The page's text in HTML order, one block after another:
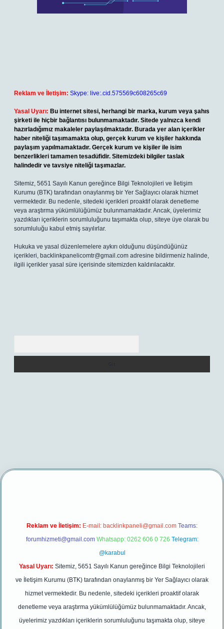
Reklam ve İletişim: Skype: live:.cid.575569c608265c69
Yasal Uyarı: Bu internet sitesi, herhangi bir marka, kurum veya şahıs
şirketi ile hiçbir bağlantısı bulunmamaktadır. Sitede yalnızca kendi
hazırladığımız makaleler paylaşılmaktadır. Burada yer alan içerikler
haber niteliği taşımamakta olup, gerçek kurum ve kişiler hakkında
paylaşım yapılmamaktadır. Gerçek kurum ve kişiler ile isim
benzerlikleri tamamen tesadüfidir. Sitemizdeki bilgiler taslak
halindedir ve tavsiye niteliği taşımazlar.
Sitemiz, 5651 Sayılı Kanun gereğince Bilgi Teknolojileri ve İletişim
Kurumu (BTK) tarafından onaylanmış bir Yer Sağlayıcı olarak hizmet
vermektedir. Bu nedenle, sitedeki içerikleri proaktif olarak denetleme
veya araştırma yükümlülüğümüz bulunmamaktadır. Ancak, üyelerimiz
yazdıkları içeriklerin sorumluluğunu taşımakta olup, siteye üye olarak bu
sorumluluğu kabul etmiş sayılırlar.
Hukuka ve yasal düzenlemelere aykırı olduğunu düşündüğünüz
içerikleri, backlinkpanelicomtr@gmail.com adresine bildirmeniz halinde,
ilgili içerikler yasal süre içerisinde sitemizden kaldırılacaktır.
yeni giriş
Reklam ve İletişim: E-mail: backlinkpaneli@gmail.com Teams:
forumhizmeti@gmail.com Whatsapp: 0262 606 0 726 Telegram:
@karabul
Yasal Uyarı: Sitemiz, 5651 Sayılı Kanun gereğince Bilgi Teknolojileri
ve İletişim Kurumu (BTK) tarafından onaylanmış bir Yer Sağlayıcı olarak
hizmet vermektedir. Bu nedenle, sitedeki içerikleri proaktif olarak
denetleme veya araştırma yükümlülüğümüz bulunmamaktadır. Ancak,
üyelerimiz yazdıkları içeriklerin sorumluluğunu taşımakta olup, siteye